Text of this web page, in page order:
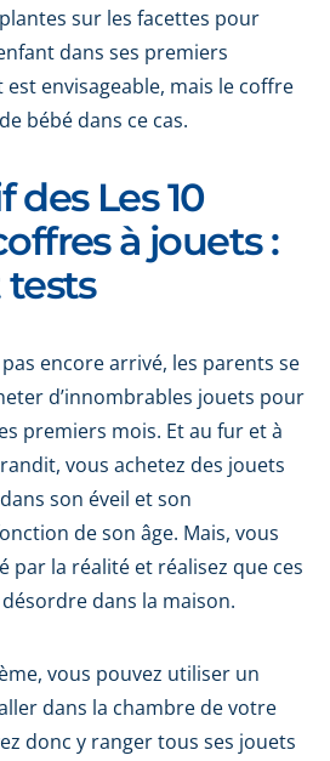
sur les facettes pour
dans ses premiers
envisageable, mais le coffre
bébé dans ce cas.
des Les 10
à jouets :
tests
encore arrivé, les parents se
d’innombrables jouets pour
premiers mois. Et au fur et à
vous achetez des jouets
son éveil et son
de son âge. Mais, vous
par la réalité et réalisez que ces
dans la maison.
vous pouvez utiliser un
dans la chambre de votre
donc y ranger tous ses jouets